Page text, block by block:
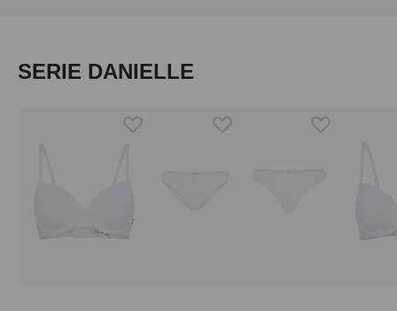
Produktgalerie überspringen
SERIE DANIELLE